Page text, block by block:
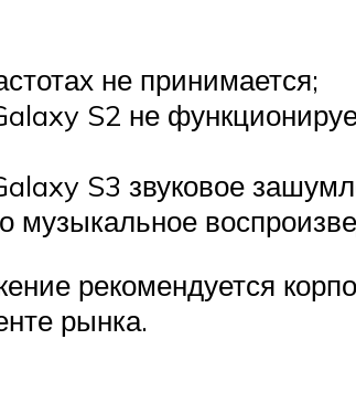
не принимается;
S2 не
S3 звуковое
музыкальное
рекомендуется
рынка.